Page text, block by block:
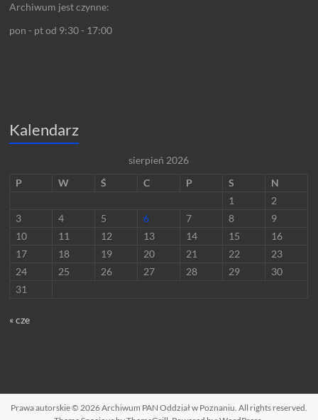
Archiwum jest czynne:
pon - pt od 9:30 - 17:00
Kalendarz
sierpień 2026
P
W Ś C P S
N
1
2
3
4 5 6 7 8
9
10
11 12 13 14 15
16
17
18 19 20 21 22
23
24
25 26 27 28 29
30
31
« cze
Prawa autorskie © 2026Archiwum PAN Oddział w Poznaniu. All rights reserved.